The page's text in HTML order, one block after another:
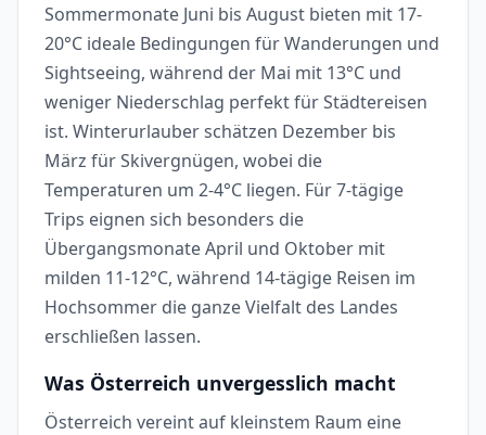
Sommermonate Juni bis August bieten mit 17-
20°C ideale Bedingungen für Wanderungen und
Sightseeing, während der Mai mit 13°C und
weniger Niederschlag perfekt für Städtereisen
ist. Winterurlauber schätzen Dezember bis
März für Skivergnügen, wobei die
Temperaturen um 2-4°C liegen. Für 7-tägige
Trips eignen sich besonders die
Übergangsmonate April und Oktober mit
milden 11-12°C, während 14-tägige Reisen im
Hochsommer die ganze Vielfalt des Landes
erschließen lassen.
Was Österreich unvergesslich macht
Österreich vereint auf kleinstem Raum eine